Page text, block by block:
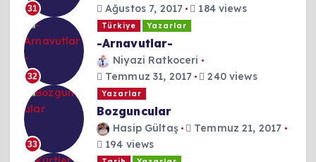
31
Ağustos 7, 2017
184 views
32
Türkiye Yazarlar
-Arnavutlar-
Niyazi Ratkoceri
Temmuz 31, 2017
240 views
33
Yazarlar
Bozguncular
Hasip Gültaş
Temmuz 21, 2017
194 views